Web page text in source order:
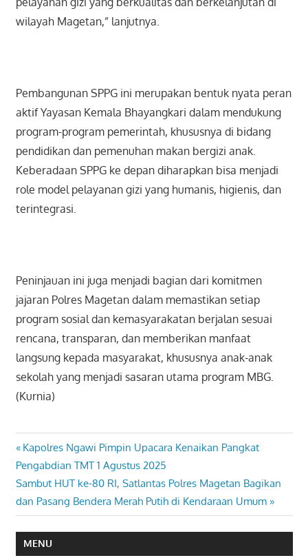
wilayah Magetan,” lanjutnya.
Pembangunan SPPG ini merupakan bentuk nyata peran
aktif Yayasan Kemala Bhayangkari dalam mendukung
program-program pemerintah, khususnya di bidang
pendidikan dan pemenuhan makan bergizi anak.
Keberadaan SPPG ke depan diharapkan bisa menjadi
role model pelayanan gizi yang humanis, higienis, dan
terintegrasi.
Peninjauan ini juga menjadi bagian dari komitmen
jajaran Polres Magetan dalam memastikan setiap
program sosial dan kemasyarakatan berjalan sesuai
rencana, transparan, dan memberikan manfaat
langsung kepada masyarakat, khususnya anak-anak
sekolah yang menjadi sasaran utama program MBG.
(Kurnia)
Navigasi
pos
Previous
Post:
Kapolres Ngawi Pimpin Upacara Kenaikan Pangkat
Pengabdian TMT 1 Agustus 2025
Next
Post:
Sambut HUT ke-80 RI, Satlantas Polres Magetan Bagikan
dan Pasang Bendera Merah Putih di Kendaraan Umum
MENU